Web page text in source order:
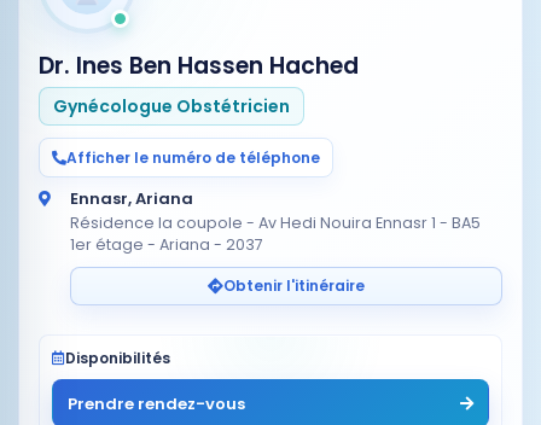
Dr. Ines Ben Hassen Hached
Gynécologue Obstétricien
Afficher le numéro de téléphone
Ennasr, Ariana
Résidence la coupole - Av Hedi Nouira Ennasr 1 - BA5
1er étage - Ariana - 2037
Obtenir l'itinéraire
Disponibilités
Prendre rendez-vous